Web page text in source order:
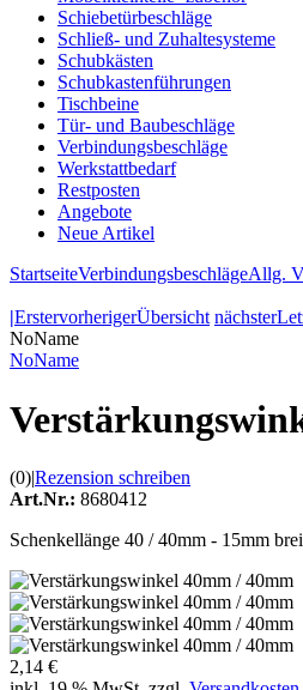
Schiebetürbeschläge
Schließ- und Zuhaltesysteme
Schubkästen
Schubkastenführungen
Tischbeine
Tür- und Baubeschläge
Verbindungsbeschläge
Werkstattbedarf
Restposten
Angebote
Neue Artikel
StartseiteVerbindungsbeschlägeAllg.
|ErstervorherigerÜbersicht nächster
NoName
NoName
(0)|Rezension schreiben
Art.Nr.: 8680412
Schenkellänge 40 / 40mm - 15mm
2,14 €